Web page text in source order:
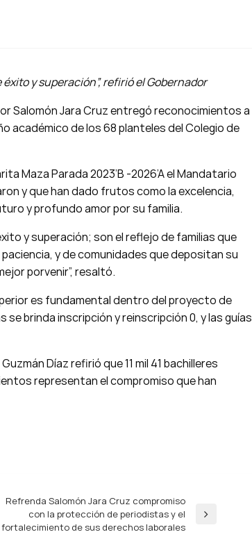
y superación”, refirió el Gobernador
Salomón Jara Cruz entregó reconocimientos a
académico de los 68 planteles del Colegio de
Maza Parada 2023’B -2026’A el Mandatario
y que han dado frutos como la excelencia,
y profundo amor por su familia.
y superación; son el reflejo de familias que
y de comunidades que depositan su
porvenir”, resaltó.
es fundamental dentro del proyecto de
se brinda inscripción y reinscripción 0, y las guías
Díaz refirió que 11 mil 41 bachilleres
representan el compromiso que han
Entrada
siguiente
Refrenda Salomón Jara Cruz compromiso
con la protección de periodistas y el
fortalecimiento de sus derechos laborales